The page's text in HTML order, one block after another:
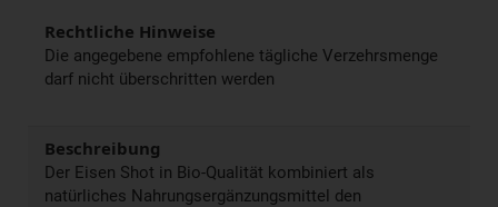
Rechtliche Hinweise
Die angegebene empfohlene tägliche Verzehrsmenge
darf nicht überschritten werden
Beschreibung
Der Eisen Shot in Bio-Qualität kombiniert als
natürliches Nahrungsergänzungsmittel den